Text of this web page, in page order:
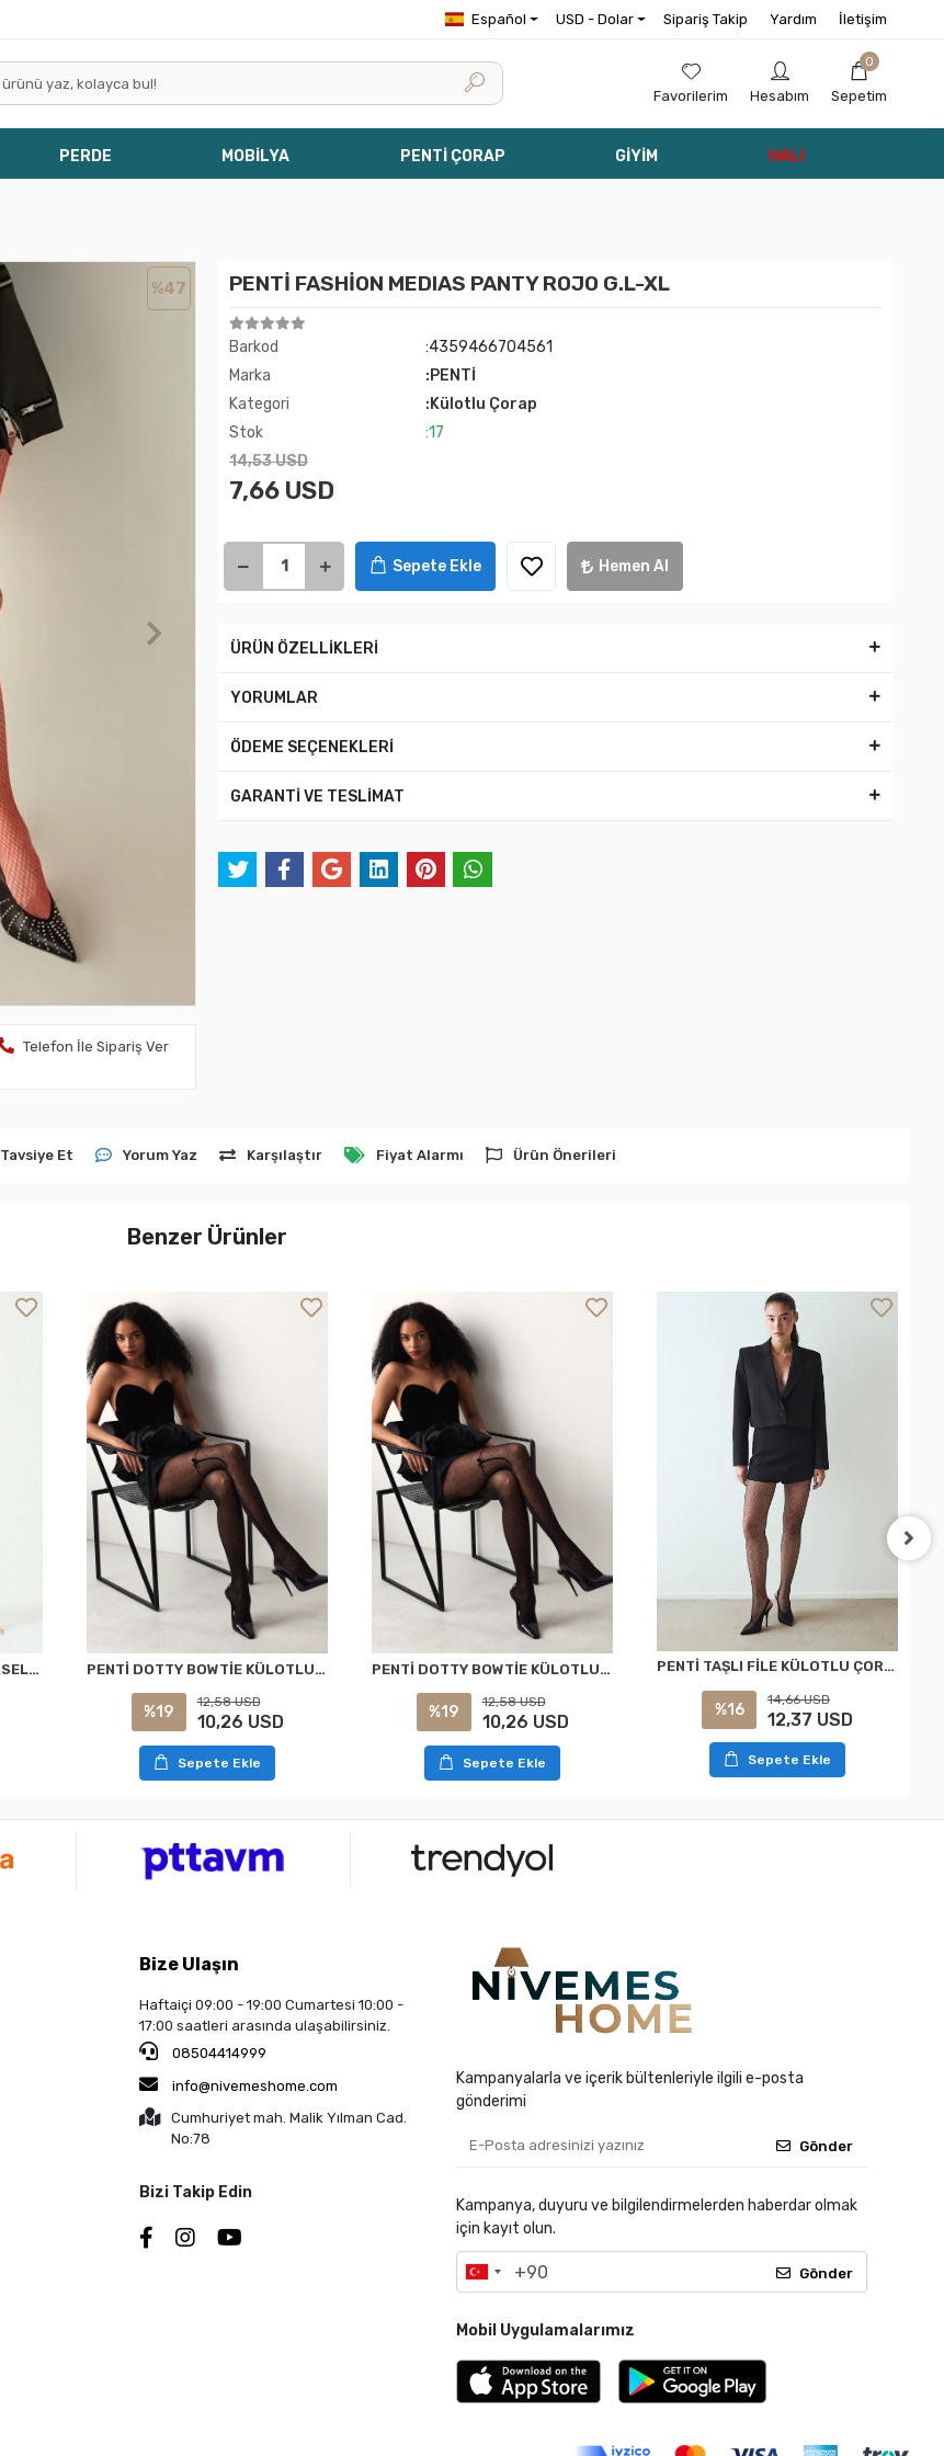
Español USD - Dolar Sipariş Takip Yardım İletişim
Favorilerim Hesabım
0
Sepetim
PERDE MOBİLYA PENTİ ÇORAP GİYİM HALI
%47
Telefon İle Sipariş Ver
PENTİ FASHİON MEDIAS PANTY ROJO G.L-XL
Barkod
:4359466704561
Marka
:PENTİ
Kategori
:Külotlu Çorap
Stok
:17
14,53 USD
7,66 USD
Sepete Ekle Hemen Al
ÜRÜN ÖZELLİKLERİ
YORUMLAR
ÖDEME SEÇENEKLERİ
GARANTİ VE TESLİMAT
Tavsiye Et Yorum Yaz Karşılaştır Fiyat Alarmı Ürün Önerileri
Benzer Ürünler
PENTİ AÇIK TEN SİLUET KORSELİ KÜLOTLU ÇORAP XXL PENTİ DOTTY BOWTİE KÜLOTLU ÇORAP SİYAH S/M
%19
12,58 USD
10,26 USD
Sepete Ekle
PENTİ DOTTY BOWTİE KÜLOTLU ÇORAP SİYAH L/XL
%19
12,58 USD
10,26 USD
Sepete Ekle
PENTİ TAŞLI FİLE KÜLOTLU ÇORAP SİYAH S/M
%16
14,66 USD
12,37 USD
Sepete Ekle
Bize Ulaşın
Haftaiçi 09:00 - 19:00 Cumartesi 10:00 -
17:00 saatleri arasında ulaşabilirsiniz.
08504414999
info@nivemeshome.com
Cumhuriyet mah. Malik Yılman Cad.
No:78
Bizi Takip Edin
Kampanyalarla ve içerik bültenleriyle ilgili e-posta
gönderimi
Gönder
Kampanya, duyuru ve bilgilendirmelerden haberdar olmak
için kayıt olun.
Gönder
Mobil Uygulamalarımız